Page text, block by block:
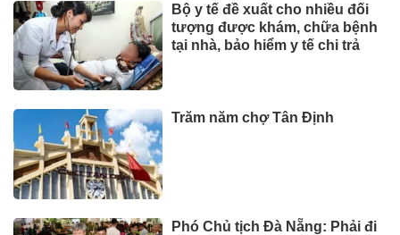
Bộ y tế đề xuất cho nhiều đối
tượng được khám, chữa bệnh
tại nhà, bảo hiểm y tế chi trả
Trăm năm chợ Tân Định
Phó Chủ tịch Đà Nẵng: Phải đi